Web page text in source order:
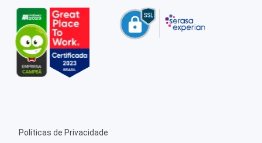
Políticas de Privacidade